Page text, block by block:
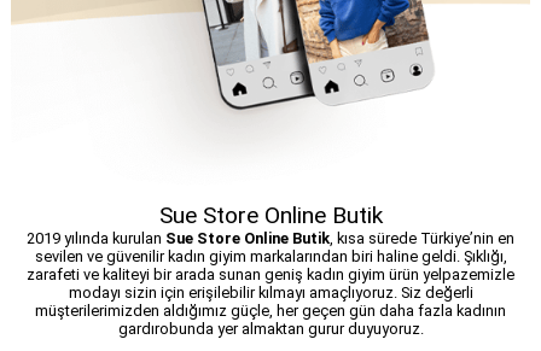
Sue Store Online Butik
2019 yılında kurulan Sue Store Online Butik , kısa sürede Türkiye’nin en
sevilen ve güvenilir kadın giyim markalarından biri haline geldi. Şıklığı,
zarafeti ve kaliteyi bir arada sunan geniş kadın giyim ürün yelpazemizle
modayı sizin için erişilebilir kılmayı amaçlıyoruz. Siz değerli
müşterilerimizden aldığımız güçle, her geçen gün daha fazla kadının
gardırobunda yer almaktan gurur duyuyoruz.